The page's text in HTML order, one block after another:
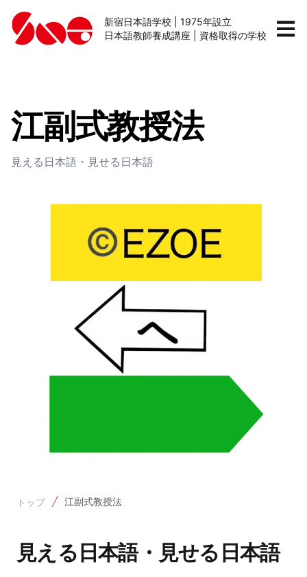
新宿日本語学校 | 1975年設立
日本語教師養成講座 | 資格取得の学校
江副式教授法
見える日本語・見せる日本語
トップ 江副式教授法
見える日本語・見せる日本語